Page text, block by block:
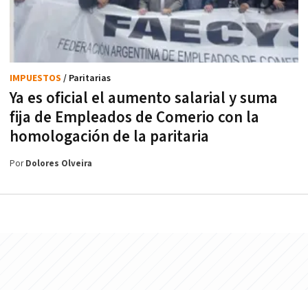
Ya es oficial el aumento salarial y suma
fija de Empleados de Comerio con la
homologación de la paritaria
IMPUESTOS / Paritarias
PorDolores Olveira